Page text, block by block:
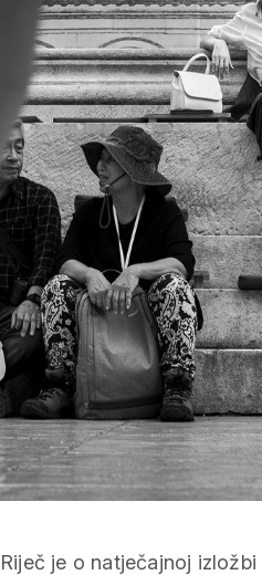
Riječ je o natječajnoj